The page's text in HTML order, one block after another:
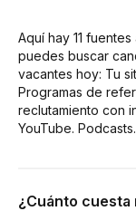
Aquí hay 11
puedes buscar
vacantes hoy: Tu
Programas de
reclutamiento con
YouTube.
¿Cuánto cuesta